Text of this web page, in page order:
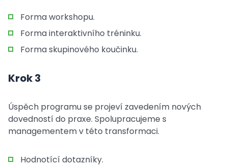
Forma workshopu.
Forma interaktivního tréninku.
Forma skupinového koučinku.
Krok 3
Úspěch programu se projeví zavedením nových
dovedností do praxe. Spolupracujeme s
managementem v této transformaci.
Hodnotící dotazníky.